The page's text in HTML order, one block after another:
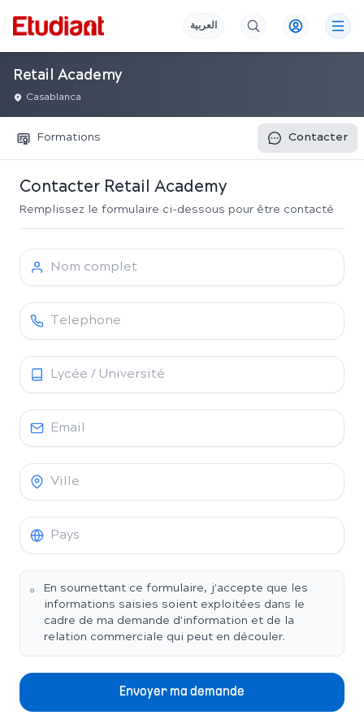
العربية
Retail Academy
Casablanca
Formations Contacter
Contacter Retail Academy
Remplissez le formulaire ci-dessous pour être contacté
En soumettant ce formulaire, j'accepte que les
informations saisies soient exploitées dans le
cadre de ma demande d'information et de la
relation commerciale qui peut en découler.
Envoyer ma demande